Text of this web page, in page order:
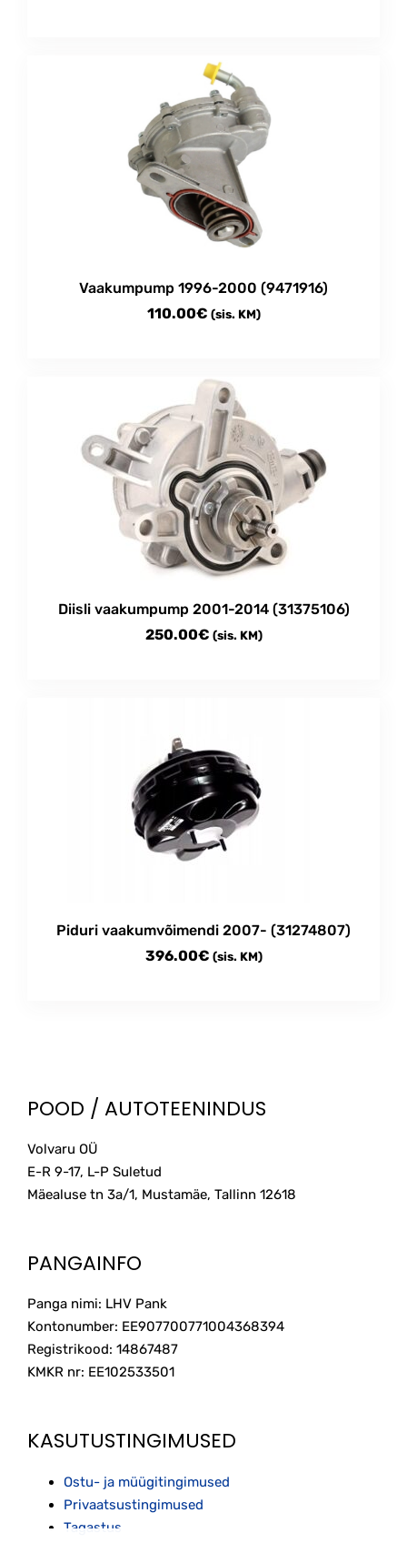
Vaakumpump 1996-2000 (9471916)
110.00€ (sis. KM)
Diisli vaakumpump 2001-2014 (31375106)
250.00€ (sis. KM)
Piduri vaakumvõimendi 2007- (31274807)
396.00€ (sis. KM)
POOD / AUTOTEENINDUS
Volvaru OÜ
E-R 9-17, L-P Suletud
Mäealuse tn 3a/1, Mustamäe, Tallinn 12618
PANGAINFO
Panga nimi: LHV Pank
Kontonumber: EE907700771004368394
Registrikood: 14867487
KMKR nr: EE102533501
KASUTUSTINGIMUSED
Ostu- ja müügitingimused
Privaatsustingimused
Tagastus